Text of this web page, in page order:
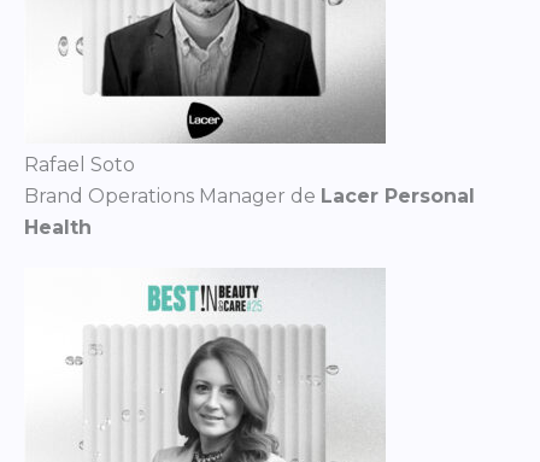
Rafael Soto
Brand Operations Manager de Lacer Personal
Health